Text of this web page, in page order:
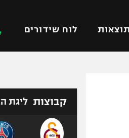
תוצאות לוח שידורים
טניס
כדורעף
קבוצות ליגת